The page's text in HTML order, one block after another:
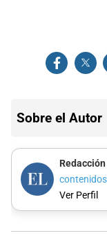
Sobre el Autor
Redacción
Ver Perfil